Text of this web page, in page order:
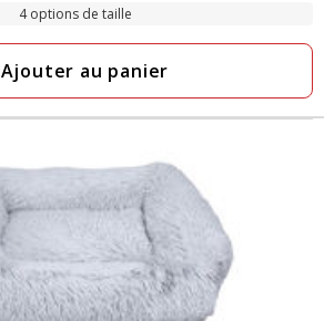
4 options de taille
Ajouter au panier